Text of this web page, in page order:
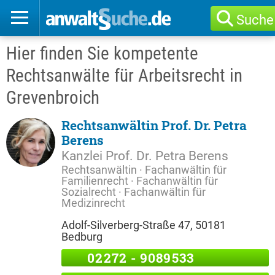
Suche
Hier finden Sie kompetente
Rechtsanwälte für Arbeitsrecht in
Grevenbroich
Rechtsanwältin Prof. Dr. Petra
Berens
Kanzlei Prof. Dr. Petra Berens
Rechtsanwältin · Fachanwältin für
Familienrecht · Fachanwältin für
Sozialrecht · Fachanwältin für
Medizinrecht
Adolf-Silverberg-Straße 47, 50181
Bedburg
02272 - 9089533